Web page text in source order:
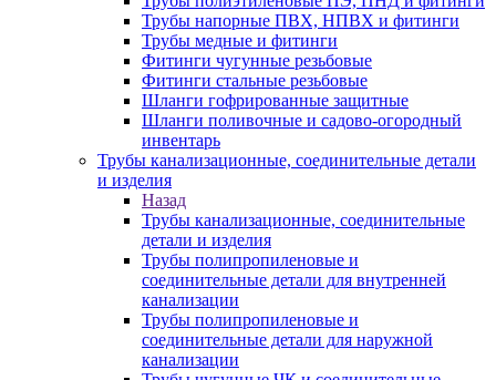
Трубы напорные ПВХ, НПВХ и фитинги
Трубы медные и фитинги
Фитинги чугунные резьбовые
Фитинги стальные резьбовые
Шланги гофрированные защитные
Шланги поливочные и садово-огородный
инвентарь
Трубы канализационные, соединительные детали
и изделия
Назад
Трубы канализационные, соединительные
детали и изделия
Трубы полипропиленовые и
соединительные детали для внутренней
канализации
Трубы полипропиленовые и
соединительные детали для наружной
канализации